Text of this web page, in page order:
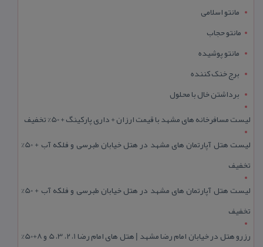
مانتو اسلامی
مانتو حجاب
مانتو پوشیده
برج خنک کننده
برداشتن خال با محلول
لیست مسافرخانه های مشهد با قیمت ارزان + داری پارکینگ + 50% تخفیف
لیست هتل آپارتمان های مشهد در هتل خیابان طبرسی و فلکه آب + 50%
تخفیف
لیست هتل آپارتمان های مشهد در هتل خیابان طبرسی و فلکه آب + 50%
تخفیف
رزرو هتل در خیابان امام رضا مشهد | هتل‌ های امام رضا 1، 2، 3، 5 و 8+50%